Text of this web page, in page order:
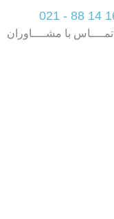
تمــــاس با مشــــاوران